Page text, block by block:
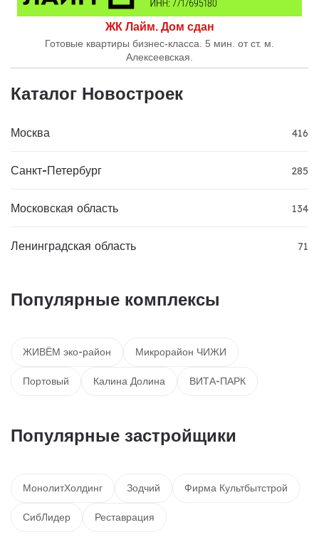
ЖК Лайм. Дом сдан
Готовые квартиры бизнес-класса. 5 мин. от ст. м.
Алексеевская.
Каталог Новостроек
Москва 416
Санкт-Петербург 285
Московская область 134
Ленинградская область 71
Популярные комплексы
ЖИВЁМ эко-район Микрорайон ЧИЖИ
Портовый Калина Долина ВИТА-ПАРК
Популярные застройщики
МонолитХолдинг Зодчий Фирма Культбытстрой
СибЛидер Реставрация